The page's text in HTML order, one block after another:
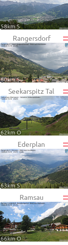
58km S
Rangersdorf
60km S
Seekarspitz Tal
62km O
Ederplan
63km S
Ramsau
66km O